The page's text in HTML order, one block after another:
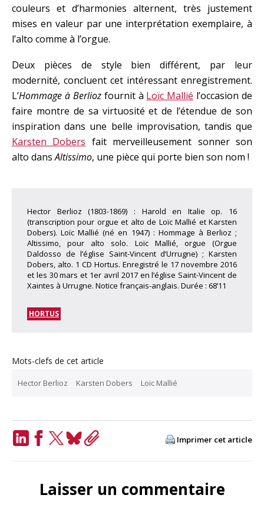
couleurs et d’harmonies alternent, très justement
mises en valeur par une interprétation exemplaire, à
l’alto comme à l’orgue.
Deux pièces de style bien différent, par leur
modernité, concluent cet intéressant enregistrement.
L’Hommage à Berliozfournit à Loïc Mallié l’occasion de
faire montre de sa virtuosité et de l’étendue de son
inspiration dans une belle improvisation, tandis que
Karsten Dobers fait merveilleusement sonner son
alto dansAltissimo, une pièce qui porte bien son nom !
Hector Berlioz (1803-1869) : Harold en Italie op. 16
(transcription pour orgue et alto de Loïc Mallié et Karsten
Dobers). Loïc Mallié (né en 1947) : Hommage à Berlioz ;
Altissimo, pour alto solo. Loïc Mallié, orgue (Orgue
Daldosso de l’église Saint-Vincent d’Urrugne) ; Karsten
Dobers, alto. 1 CD Hortus. Enregistré le 17 novembre 2016
et les 30 mars et 1er avril 2017 en l’église Saint-Vincent de
Xaintes à Urrugne. Notice français-anglais. Durée : 68’11
HORTUS
Mots-clefs de cet article
Hector Berlioz Karsten Dobers Loïc Mallié
Imprimer cet article
Laisser un commentaire